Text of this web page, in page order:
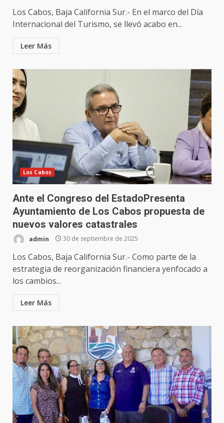
Los Cabos, Baja California Sur.- En el marco del Día
Internacional del Turismo, se llevó acabo en...
Leer Más
Los Cabos
Ante el Congreso del EstadoPresenta
Ayuntamiento de Los Cabos propuesta de
nuevos valores catastrales
admin 30 de septiembre de 2025
Los Cabos, Baja California Sur.- Como parte de la
estrategia de reorganización financiera yenfocado a
los cambios...
Leer Más